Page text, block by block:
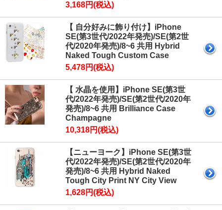
3,168円(税込)
【 自分好みに飾り付け】iPhone
SE(第3世代/2022年発売)/SE(第2世
代/2020年発売)/8~6 共用 Hybrid
Naked Tough Custom Case
5,478円(税込)
【 水晶を使用】iPhone SE(第3世
代/2022年発売)/SE(第2世代/2020年
発売)/8~6 共用 Brilliance Case
Champagne
10,318円(税込)
【ニューヨーク】iPhone SE(第3世
代/2022年発売)/SE(第2世代/2020年
発売)/8~6 共用 Hybrid Naked
Tough City Print NY City View
1,628円(税込)